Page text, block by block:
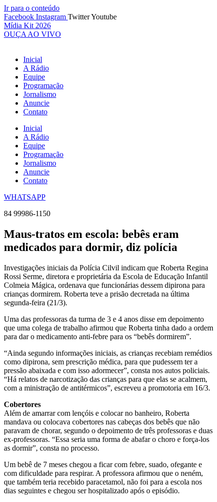
Ir para o conteúdo
Facebook Instagram TwitterYoutube
Mídia Kit 2026
OUÇA AO VIVO
Inicial
A Rádio
Equipe
Programação
Jornalismo
Anuncie
Contato
Inicial
A Rádio
Equipe
Programação
Jornalismo
Anuncie
Contato
WHATSAPP
84 99986-1150
Maus-tratos em escola: bebês eram
medicados para dormir, diz polícia
Investigações iniciais da Polícia Cilvil indicam que Roberta Regina
Rossi Serme, diretora e proprietária da Escola de Educação Infantil
Colmeia Mágica, ordenava que funcionárias dessem dipirona para
crianças dormirem. Roberta teve a prisão decretada na última
segunda-feira (21/3).
Uma das professoras da turma de 3 e 4 anos disse em depoimento
que uma colega de trabalho afirmou que Roberta tinha dado a ordem
para dar o medicamento anti-febre para os “bebês dormirem”.
“Ainda segundo informações iniciais, as crianças recebiam remédios
como dipirona, sem prescrição médica, para que pudessem ter a
pressão abaixada e com isso adormecer”, consta nos autos policiais.
“Há relatos de narcotização das crianças para que elas se acalmem,
com a ministração de antitérmicos”, escreveu a promotoria em 16/3.
Cobertores
Além de amarrar com lençóis e colocar no banheiro, Roberta
mandava ou colocava cobertores nas cabeças dos bebês que não
paravam de chorar, segundo o depoimento de três professoras e duas
ex-professoras. “Essa seria uma forma de abafar o choro e força-los
as dormir”, consta no processo.
Um bebê de 7 meses chegou a ficar com febre, suado, ofegante e
com dificuldade para respirar. A professora afirmou que o neném,
que também teria recebido paracetamol, não foi para a escola nos
dias seguintes e chegou ser hospitalizado após o episódio.